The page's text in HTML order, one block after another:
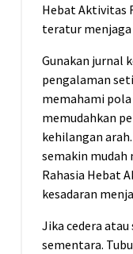
Hebat Aktivitas
teratur
Gunakan jurnal
pengalaman
memahami
memudahkan
kehilangan
semakin
Rahasia Hebat
kesadaran
Jika cedera
sementara.